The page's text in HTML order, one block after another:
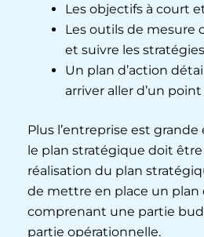
Les objectifs à court
Les outils de mesure
et suivre les
Un plan d’action
arriver aller d’un
Plus l’entreprise est
le plan stratégique doit
réalisation du plan
de mettre en place un plan
comprenant une partie
partie opérationnelle.